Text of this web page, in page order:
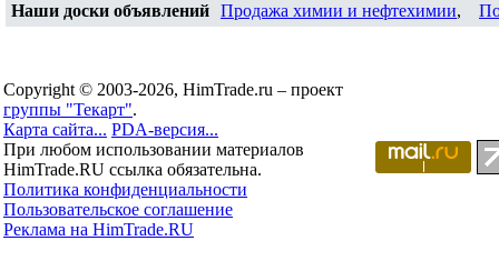
Наши доски объявлений Продажа химии и нефтехимии,
Copyright © 2003-2026, HimTrade.ru – проект
группы "Текарт".
Карта сайта... PDA-версия...
При любом использовании материалов
HimTrade.RU ссылка обязательна.
Политика конфиденциальности
Пользовательское соглашение
Реклама на HimTrade.RU